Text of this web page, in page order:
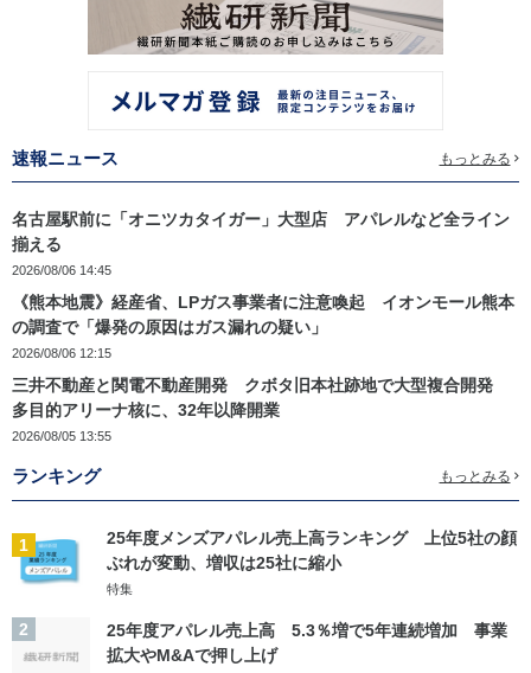
速報ニュース もっとみる
名古屋駅前に「オニツカタイガー」大型店 アパレルなど全ライン
揃える
2026/08/06 14:45
《熊本地震》経産省、LPガス事業者に注意喚起 イオンモール熊本
の調査で「爆発の原因はガス漏れの疑い」
2026/08/06 12:15
三井不動産と関電不動産開発 クボタ旧本社跡地で大型複合開発
多目的アリーナ核に、32年以降開業
2026/08/05 13:55
ランキング もっとみる
1
25年度メンズアパレル売上高ランキング 上位5社の顔
ぶれが変動、増収は25社に縮小
特集
2
25年度アパレル売上高 5.3％増で5年連続増加 事業
拡大やM&Aで押し上げ